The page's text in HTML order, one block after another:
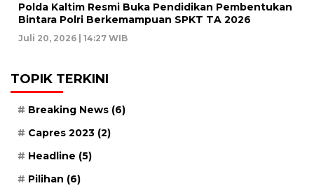
Polda Kaltim Resmi Buka Pendidikan Pembentukan
Bintara Polri Berkemampuan SPKT TA 2026
Juli 20, 2026 | 14:27 WIB
TOPIK TERKINI
Breaking News (6)
Capres 2023 (2)
Headline (5)
Pilihan (6)